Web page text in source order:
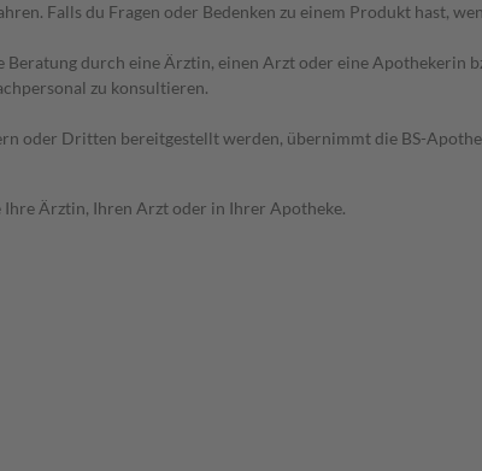
Falls du Fragen oder Bedenken zu einem Produkt hast,
durch eine Ärztin, einen Arzt oder eine Apothekerin
zu konsultieren.
oder Dritten bereitgestellt werden, übernimmt die BS-
Ihre Ärztin, Ihren Arzt oder in Ihrer Apotheke.